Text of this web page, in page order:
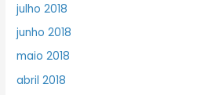
julho 2018
junho 2018
maio 2018
abril 2018